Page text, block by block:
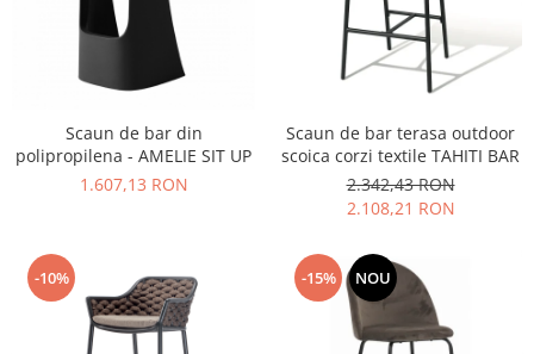
Vitrina bar / retrobar
Blaturi de masa
Blaturi din PAL
Blaturi din MDF
Blaturi din metal
Blaturi din lemn masiv
Blaturi din HPL Compact
Blaturi din piatra naturala si
compozit
Scaun de bar din
polipropilena - AMELIE SIT UP
1.607,13 RON
Scaun de bar terasa outdoor
scoica corzi textile TAHITI BAR
2.342,43 RON
2.108,21 RON
-10% -15% NOU